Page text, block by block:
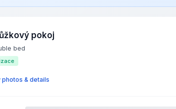
pokoj
bed
photos & details